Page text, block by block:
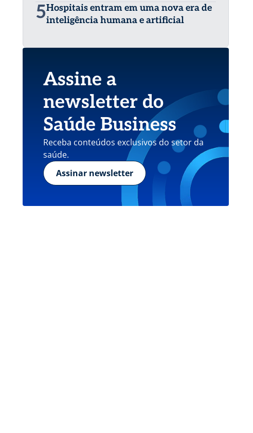
5Hospitais entram em uma nova era de
inteligência humana e artificial
Assine a
newsletter do
Saúde Business
Receba conteúdos exclusivos do setor da
saúde.
Assinar newsletter